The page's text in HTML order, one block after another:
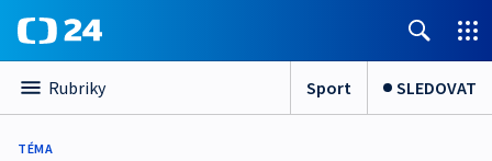
Rubriky Sport SLEDOVAT
TÉMA